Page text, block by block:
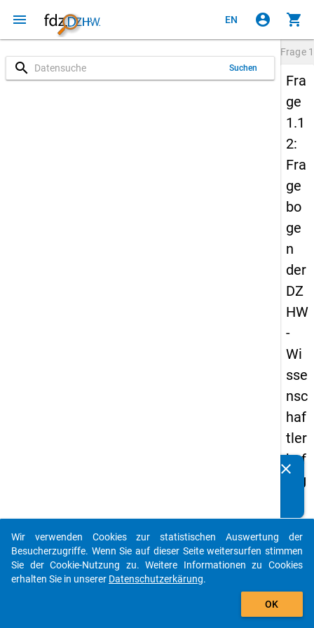
menu EN account_circle shopping_cart
search Suchen
Frage
Fra
ge
1.1
2:
Fra
ge
bo
ge
n
der
DZ
HW
-
Wi
sse
nsc
haf
tler
bef
rag
g
20
16
Details
clear
auto_stories
add_shopping_cart
Wir verwenden Cookies zur statistischen Auswertung der
Besucherzugriffe. Wenn Sie auf dieser Seite weitersurfen stimmen
Sie der Cookie-Nutzung zu. Weitere Informationen zu Cookies
erhalten Sie in unserer Datenschutzerkärung.
OK